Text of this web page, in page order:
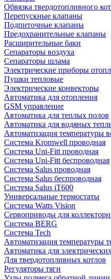
Обвязка твердотопливного
Перепускные клапаны
Подпиточные клапаны
Предохранительные клапаны
Расширительные баки
Сепараторы воздуха
Сепараторы шлама
Электрические приборы
Пушки тепловые
Электрические конвекторы
Автоматика для отопления
GSM управление
Автоматика для теплых полов
Автоматика для водяных
Автоматизация температуры
Система Kromwell проводная
Система Uni-Fitt проводная
Система Uni-Fitt беспроводная
Система Salus проводная
Система Salus беспроводная
Система Salus iT600
Универсальные термостаты
Система Watts Vision
Сервоприводы для
Система BERG
Система Tech
Автоматизация температуры
Автоматика для
Для твердотопливных котлов
Регуляторы тяги